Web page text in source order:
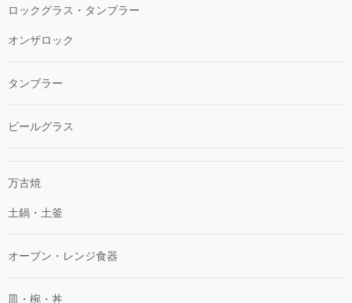
ロックグラス・タンブラー
オンザロック
タンブラー
ビールグラス
万古焼
土鍋・土釜
オーブン・レンジ食器
皿・椀・丼